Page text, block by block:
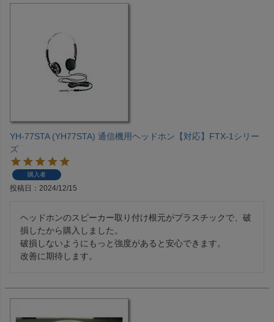
YH-77STA (YH77STA) 通信機用ヘッドホン【対応】FTX-1シリー
ズ
購入者
投稿日 2024/12/15
ヘッドホンのスピーカー取り付け根元がプラスチックで、破
損したから購入しました。
破損しないようにもっと強度があると安心できます。
改善に期待します。